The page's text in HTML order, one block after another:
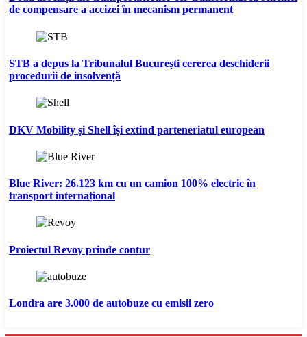
de compensare a accizei în mecanism permanent
STB a depus la Tribunalul București cererea deschiderii
procedurii de insolvență
DKV Mobility și Shell își extind parteneriatul european
Blue River: 26.123 km cu un camion 100% electric în
transport internațional
Proiectul Revoy prinde contur
Londra are 3.000 de autobuze cu emisii zero